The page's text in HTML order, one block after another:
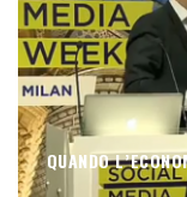
QUANDO